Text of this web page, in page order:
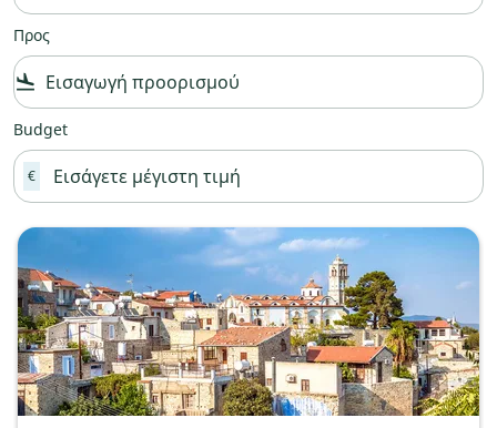
Προς
flight_land
Budget
€